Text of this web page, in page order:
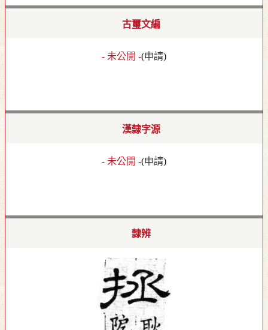
古璽文編
- 未公開 -(申請)
漢隸字源
- 未公開 -(申請)
隸辨